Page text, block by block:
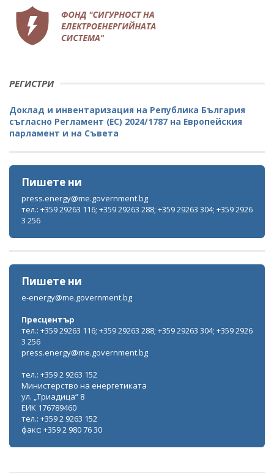
РЕГИСТРИ
Доклад и инвентаризация на Република България
съгласно Регламент (ЕС) 2024/1787 на Европейския
парламент и на Съвета
Пишете ни
press.energy@me.government.bg
тел.: +359 29263 116; +359 29263 288; +359 29263 304; +359 2926
3 256
Пишете ни
e-energy@me.government.bg
Пресцентър
тел.: +359 29263 116; +359 29263 288; +359 29263 304; +359 2926
3 256
press.energy@me.government.bg
тел.: +359 2 9263 152
Министерство на енергетиката
ул. „Триадица“ 8
ЕИК 176789460
тел.: +359 2 9263 152
факс: +359 2 980 76 30